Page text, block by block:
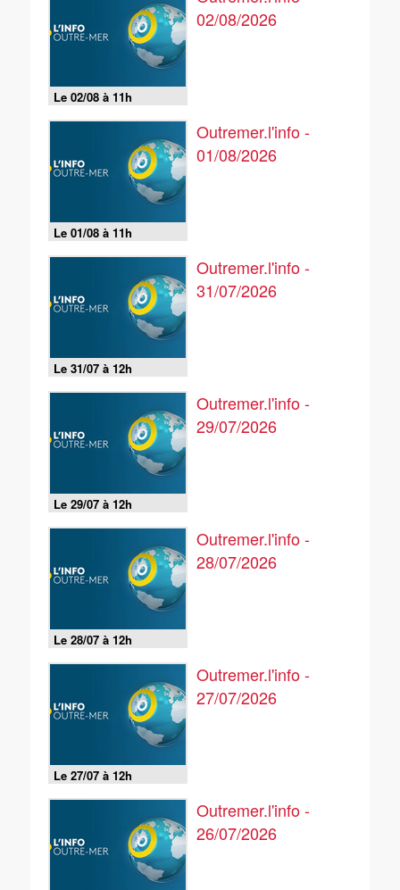
Le 02/08 à 11h
02/08/2026
Le 01/08 à 11h
Outremer.l'info -
01/08/2026
Le 31/07 à 12h
Outremer.l'info -
31/07/2026
Le 29/07 à 12h
Outremer.l'info -
29/07/2026
Le 28/07 à 12h
Outremer.l'info -
28/07/2026
Le 27/07 à 12h
Outremer.l'info -
27/07/2026
Outremer.l'info -
26/07/2026